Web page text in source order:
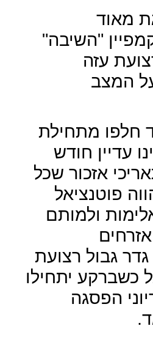
מאוד
"השיבה"
עזה
המצב
חלפו מתחילת
עדיין חודש
אזכור שכל
פוטנציאל
ולמותם
גבול רצועת
כשברקע יתחילו
הפסגה